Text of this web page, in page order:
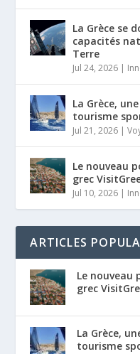
La Grèce se
capacités
Terre
Jul 24, 2026 |
La Grèce,
tourisme
Jul 21, 2026 |
Le nouveau
grec
Jul 10, 2026 |
ARTICLES
Le
grec
La Grèce,
tourisme